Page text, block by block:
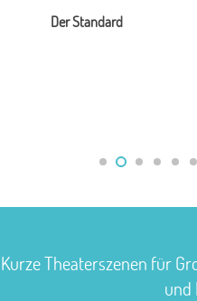
Der Standard
Kurze Theaterszenen für
und